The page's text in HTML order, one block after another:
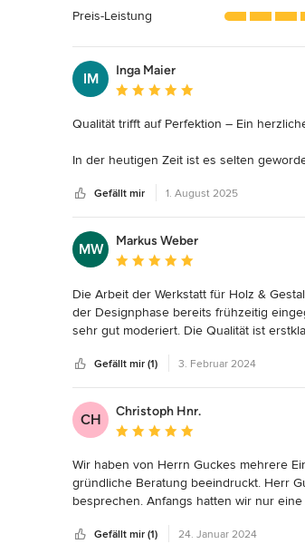
Sternen
Preis-Leistung
IM
Inga Maier
Durchschnittliche Bewertung: 5
Qualität trifft auf Perfektion – Ein
In der heutigen Zeit ist es selten
möchten an dieser Stelle ein großes Lob
Von der ersten Kontaktaufnahme bis
mit höchster Präzision und Liebe zum
von echter Begeisterung für das, was sie
Das Ergebnis spricht für sich: Qualität,
mit Sorgfalt getroffen. Unsere
Ein so eingespieltes und motiviertes
Gefällt mir 1. August 2025
MW
Markus Weber
Durchschnittliche Bewertung: 5
Die Arbeit der Werkstatt für Holz &
der Designphase bereits frühzeitig
sehr gut moderiert. Die Qualität ist
jeden Tag darüber! Gerne wieder!
Gefällt mir (1) 3. Februar 2024
CH
Christoph Hnr.
Durchschnittliche Bewertung: 5
Wir haben von Herrn Guckes mehrere
gründliche Beratung beeindruckt. Herr
besprechen. Anfangs hatten wir nur
hilfreich. Wir sind schlichtweg
Gefällt mir (1) 24. Januar 2024